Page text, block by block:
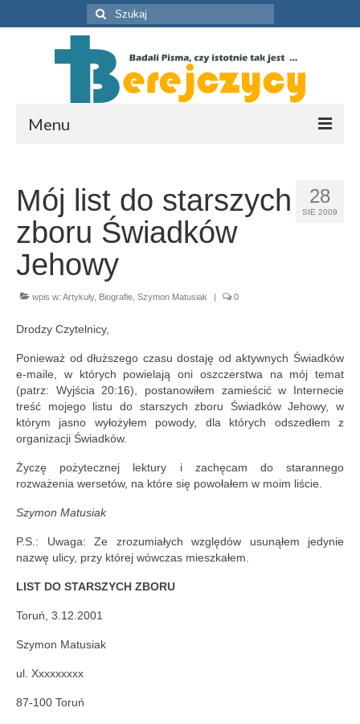
Szuklaj
w:
Menu
Zasoby
Artykuły
Publikacje
Multimedia
Wykłady i konferencje
Nowości w serwisie
Kontakt
28
SIE 2009
Mój list do starszych
zboru Świadków
Jehowy
wpis w: Artykuły, Biografie Szymon Matusiak | 0
Drodzy Czytelnicy,
Ponieważ od dłuższego czasu dostaję od aktywnych Świadków
e-maile, w których powielają oni oszczerstwa na mój temat
(patrz: Wyjścia 20:16), postanowiłem zamieścić w Internecie
treść mojego listu do starszych zboru Świadków Jehowy, w
którym jasno wyłożyłem powody, dla których odszedłem z
organizacji Świadków.
Życzę pożytecznej lektury i zachęcam do starannego
rozważenia wersetów, na które się powołałem w moim liście.
Szymon Matusiak
P.S.: Uwaga: Ze zrozumiałych względów usunąłem jedynie
nazwę ulicy, przy której wówczas mieszkałem.
LIST DO STARSZYCH ZBORU
Toruń, 3.12.2001
Szymon Matusiak
ul. Xxxxxxxxx
87-100 Toruń